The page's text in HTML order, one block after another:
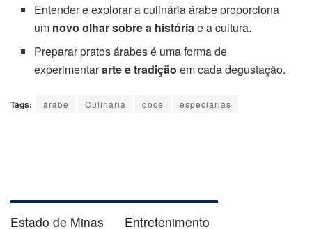
Entender e explorar a culinária árabe proporciona
um novo olhar sobre a históriae a cultura.
Preparar pratos árabes é uma forma de
experimentararte e tradição em cada degustação.
Tags: árabe Culinária doce especiarias
Estado de Minas Entretenimento